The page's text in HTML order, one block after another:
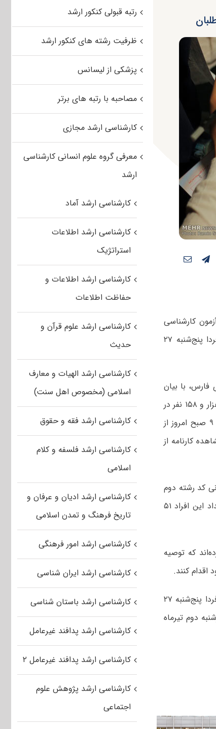
۸۶ درصد داوطلبان آزمون کارشناسی
ارشد ناپیوسته کارنامه خود را دریافت کردند، گفت: دفترچه راهنمای انتخاب رشته فردا پنج‌شنبه ۲۷
با بیان
اینکه از تعداد ۷۶۱ هزار و ۲۷۳ داوطلب ثبت نام کننده در آزمون کارشناسی ارشد ۵۶۶ هزار و ۱۵۸ نفر در
جلسه آزمون حاضر بودند، گفت: کارنامه داوطلبان روز گذشته منتشر شده و تا ساعت ۹ صبح امروز از
داوطلبان ضمن مشاهده کارنامه از
امتحانی کد رشته دوم
نیز حاضر بودند نتیجه آزمون کد رشته دوم هم در همان کارنامه مشخص شده که تعداد این افراد ۵۱
دریافت نکرده‌اند که توصیه
کنند.
وی همچنین از انتشار دفترچه راهنمای انتخاب رشته خبر داد و گفت: دفترچه راهنما فردا پنج‌شنبه ۲۷
دوم تیرماه
رتبه قبولی کنکور ارشد
ظرفیت رشته های کنکور ارشد
پزشکی از لیسانس
مصاحبه با رتبه های برتر
کارشناسی ارشد مجازی
معرفی گروه علوم انسانی کارشناسی
ارشد
کارشناسی ارشد آماد
کارشناسی ارشد اطلاعات
استراتژیک
کارشناسی ارشد اطلاعات و
حفاظت اطلاعات
کارشناسی ارشد علوم قرآن و
حدیث
کارشناسی ارشد الهیات و معارف
اسلامی (مخصوص اهل سنت)
کارشناسی ارشد فقه و حقوق
کارشناسی ارشد فلسفه و کلام
اسلامی
کارشناسی ارشد ادیان و عرفان و
تاریخ فرهنگ و تمدن اسلامی
کارشناسی ارشد امور فرهنگی
کارشناسی ارشد ایران شناسی
کارشناسی ارشد باستان شناسی
کارشناسی ارشد پدافند غیرعامل
کارشناسی ارشد پدافند غیرعامل ۲
کارشناسی ارشد پژوهش علوم
اجتماعی